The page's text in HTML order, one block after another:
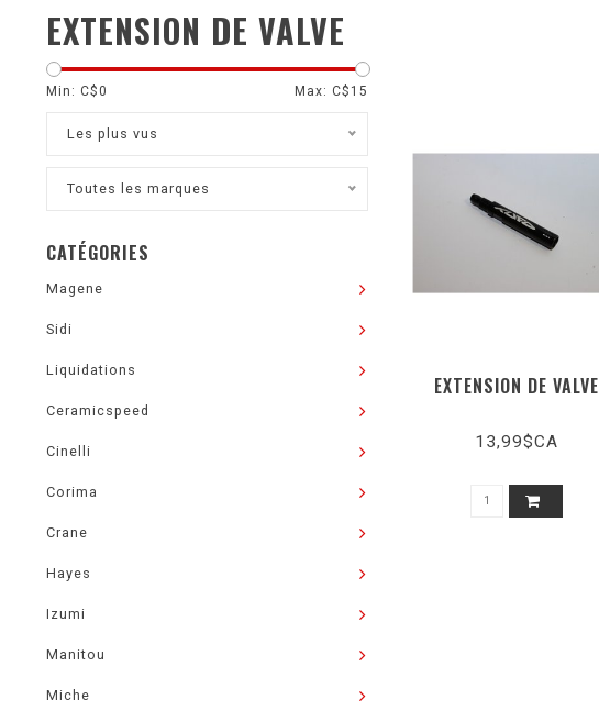
EXTENSION DE VALVE
Min: C$0 Max: C$ 15
Les plus vus
Toutes les marques
CATÉGORIES
Magene
Sidi
Liquidations
Ceramicspeed
Cinelli
Corima
Crane
Hayes
Izumi
Manitou
Miche
EXTENSION DE VALVE
13,99$CA